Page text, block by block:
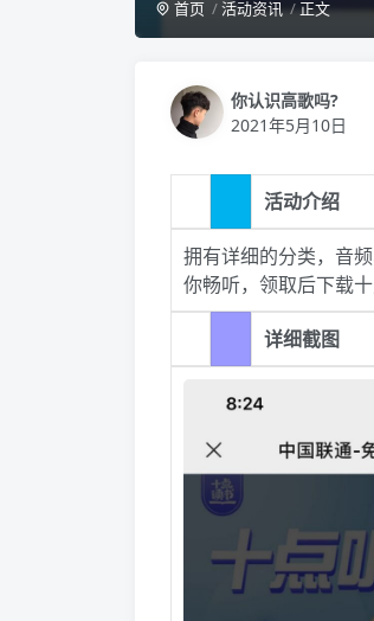
首页 活动资讯 正文
你认识高歌吗?
2021年5月10日
活动介绍
拥有详细的分类，音
你畅听，领取后下载
详细截图